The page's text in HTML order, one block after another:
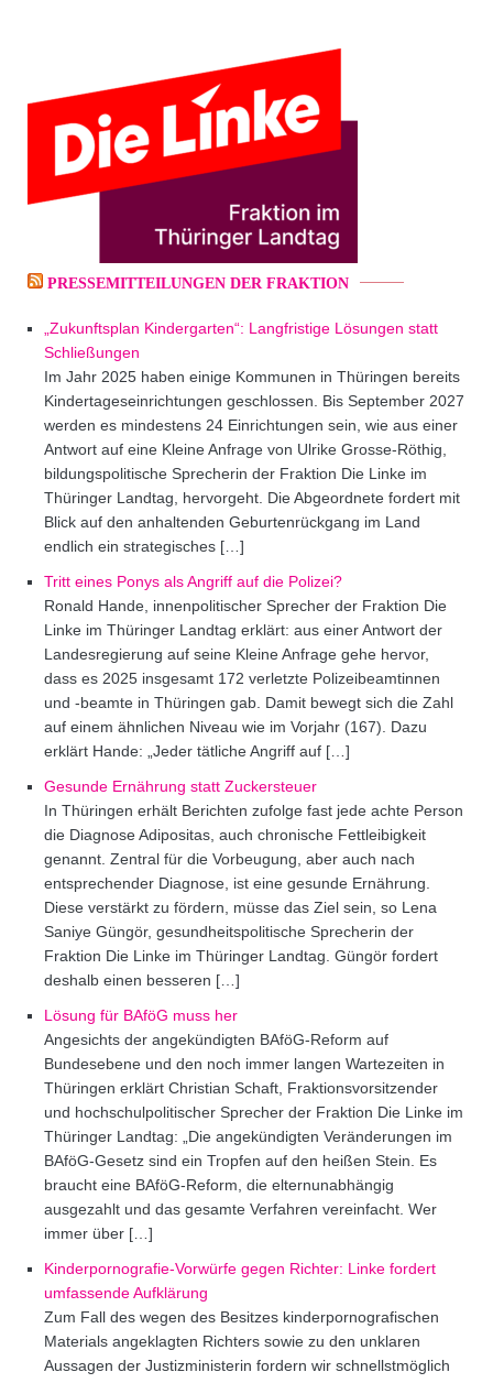
PRESSEMITTEILUNGEN DER FRAKTION
„Zukunftsplan Kindergarten“: Langfristige Lösungen statt
Schließungen
Im Jahr 2025 haben einige Kommunen in Thüringen bereits
Kindertageseinrichtungen geschlossen. Bis September 2027
werden es mindestens 24 Einrichtungen sein, wie aus einer
Antwort auf eine Kleine Anfrage von Ulrike Grosse-Röthig,
bildungspolitische Sprecherin der Fraktion Die Linke im
Thüringer Landtag, hervorgeht. Die Abgeordnete fordert mit
Blick auf den anhaltenden Geburtenrückgang im Land
endlich ein strategisches […]
Tritt eines Ponys als Angriff auf die Polizei?
Ronald Hande, innenpolitischer Sprecher der Fraktion Die
Linke im Thüringer Landtag erklärt: aus einer Antwort der
Landesregierung auf seine Kleine Anfrage gehe hervor,
dass es 2025 insgesamt 172 verletzte Polizeibeamtinnen
und -beamte in Thüringen gab. Damit bewegt sich die Zahl
auf einem ähnlichen Niveau wie im Vorjahr (167). Dazu
erklärt Hande: „Jeder tätliche Angriff auf […]
Gesunde Ernährung statt Zuckersteuer
In Thüringen erhält Berichten zufolge fast jede achte Person
die Diagnose Adipositas, auch chronische Fettleibigkeit
genannt. Zentral für die Vorbeugung, aber auch nach
entsprechender Diagnose, ist eine gesunde Ernährung.
Diese verstärkt zu fördern, müsse das Ziel sein, so Lena
Saniye Güngör, gesundheitspolitische Sprecherin der
Fraktion Die Linke im Thüringer Landtag. Güngör fordert
deshalb einen besseren […]
Lösung für BAföG muss her
Angesichts der angekündigten BAföG-Reform auf
Bundesebene und den noch immer langen Wartezeiten in
Thüringen erklärt Christian Schaft, Fraktionsvorsitzender
und hochschulpolitischer Sprecher der Fraktion Die Linke im
Thüringer Landtag: „Die angekündigten Veränderungen im
BAföG-Gesetz sind ein Tropfen auf den heißen Stein. Es
braucht eine BAföG-Reform, die elternunabhängig
ausgezahlt und das gesamte Verfahren vereinfacht. Wer
immer über […]
Kinderpornografie-Vorwürfe gegen Richter: Linke fordert
umfassende Aufklärung
Zum Fall des wegen des Besitzes kinderpornografischen
Materials angeklagten Richters sowie zu den unklaren
Aussagen der Justizministerin fordern wir schnellstmöglich